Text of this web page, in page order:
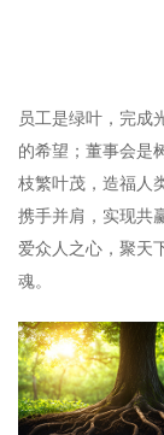
员工是绿叶，完成
的希望；董事会是
枝繁叶茂，造福人
携手并肩，实现共
爱众人之心，聚天
魂。